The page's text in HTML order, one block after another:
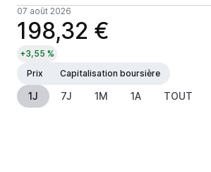
07 août 2026
198,32 €
+3,55 %
Prix
Capitalisation boursière
1J 7J 1M 1A TOUT